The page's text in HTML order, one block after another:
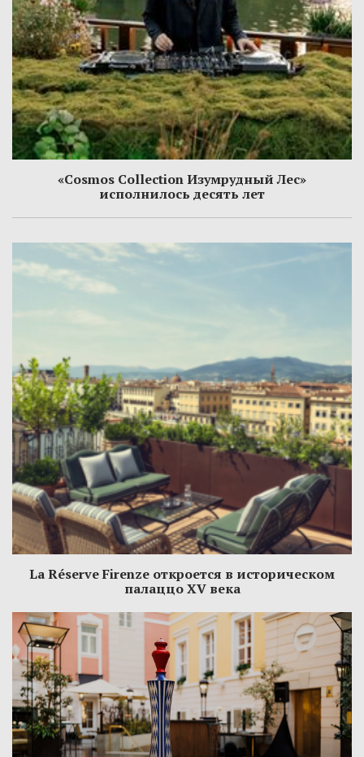
«Cosmos Collection Изумрудный Лес»
исполнилось десять лет
La Réserve Firenze откроется в историческом
палаццо XV века